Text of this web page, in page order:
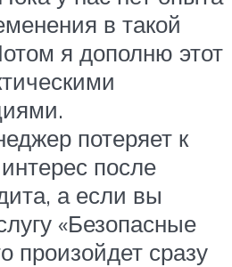
в такой
я дополню этот
потеряет к
после
а если вы
«Безопасные
произойдет сразу